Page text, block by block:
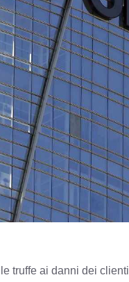
truffe ai danni dei clienti